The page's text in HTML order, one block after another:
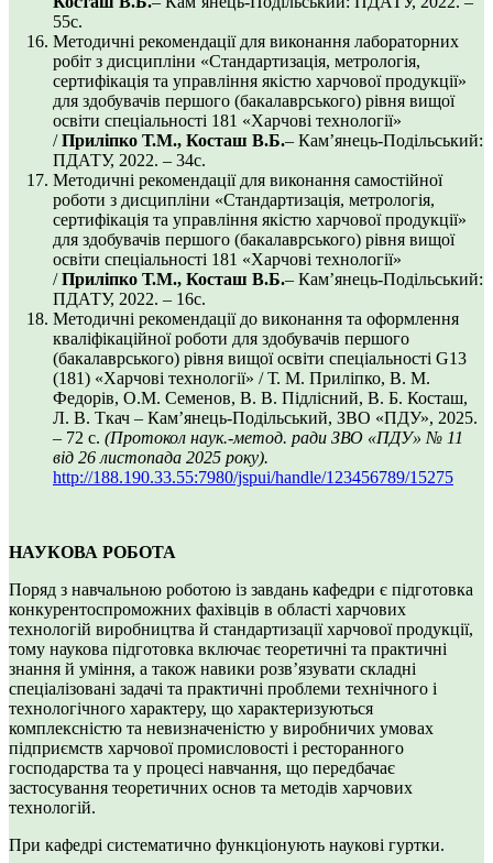
55с.
Методичні рекомендації для виконання лабораторних
робіт з дисципліни «Стандартизація, метрологія,
сертифікація та управління якістю харчової продукції»
для здобувачів першого (бакалаврського) рівня вищої
освіти спеціальності 181 «Харчові технології»
/Приліпко Т.М., Косташ В.Б.– Кам’янець-Подільський:
ПДАТУ, 2022. – 34с.
Методичні рекомендації для виконання самостійної
роботи з дисципліни «Стандартизація, метрологія,
сертифікація та управління якістю харчової продукції»
для здобувачів першого (бакалаврського) рівня вищої
освіти спеціальності 181 «Харчові технології»
/Приліпко Т.М., Косташ В.Б.– Кам’янець-Подільський:
ПДАТУ, 2022. – 16с.
Методичні рекомендації до виконання та оформлення
кваліфікаційної роботи для здобувачів першого
(бакалаврського) рівня вищої освіти спеціальності G13
(181) «Харчові технології» / Т. М. Приліпко, В. М.
Федорів, О.М. Семенов, В. В. Підлісний, В. Б. Косташ,
Л. В. Ткач – Кам’янець-Подільський, ЗВО «ПДУ», 2025.
– 72 с. (Протокол наук.-метод. ради ЗВО «ПДУ» № 11
від 26 листопада 2025 року).
http://188.190.33.55:7980/jspui/handle/123456789/15275
НАУКОВА РОБОТА
Поряд з навчальною роботою із завдань кафедри є підготовка
конкурентоспроможних фахівців в області харчових
технологій виробництва й стандартизації харчової продукції,
тому наукова підготовка включає теоретичні та практичні
знання й уміння, а також навики розв’язувати складні
спеціалізовані задачі та практичні проблеми технічного і
технологічного характеру, що характеризуються
комплексністю та невизначеністю у виробничих умовах
підприємств харчової промисловості і ресторанного
господарства та у процесі навчання, що передбачає
застосування теоретичних основ та методів харчових
технологій.
При кафедрі систематично функціонують наукові гуртки.